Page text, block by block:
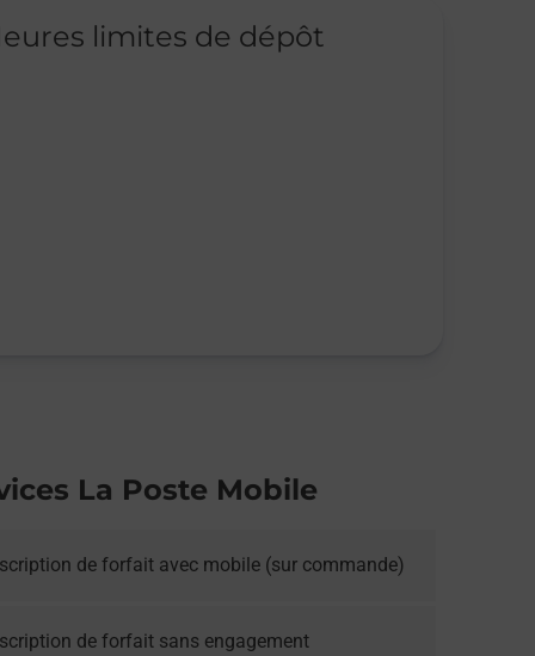
limites de dépôt
La Poste Mobile
de forfait avec mobile (sur commande)
de forfait sans engagement